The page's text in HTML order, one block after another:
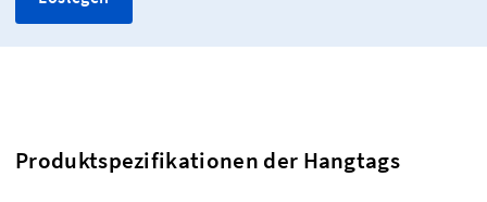
Produktspezifikationen der Hangtags